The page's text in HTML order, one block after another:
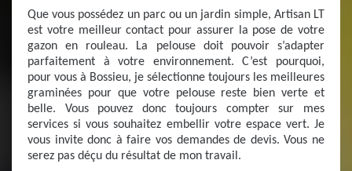
Que vous possédez un parc ou un jardin simple, Artisan LT
est votre meilleur contact pour assurer la pose de votre
gazon en rouleau. La pelouse doit pouvoir s’adapter
parfaitement à votre environnement. C’est pourquoi,
pour vous à Bossieu, je sélectionne toujours les meilleures
graminées pour que votre pelouse reste bien verte et
belle. Vous pouvez donc toujours compter sur mes
services si vous souhaitez embellir votre espace vert. Je
vous invite donc à faire vos demandes de devis. Vous ne
serez pas déçu du résultat de mon travail.